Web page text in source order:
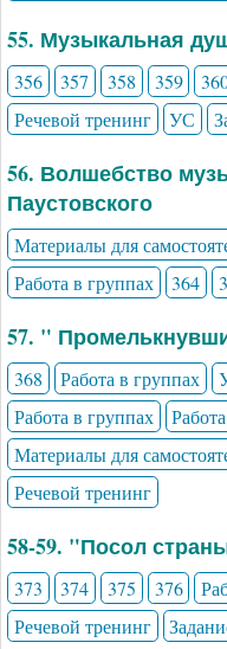
55. Музыкальная
356 357 358 359
Речевой тренинг
УС
56. Волшебство
Паустовского
Материалы для
Работа в группах
364
57. "
368 Работа в группах
Работа в группах
Материалы для
Речевой тренинг
58-59. "Посол
373 374 375 376
Речевой тренинг